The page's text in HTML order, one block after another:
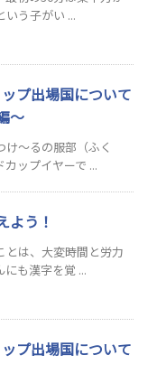
う子がい ...
プ出場国について
～
～るの服部（ふく
ップイヤーで ...
よう！
とは、大変時間と労力
も漢字を覚 ...
プ出場国について